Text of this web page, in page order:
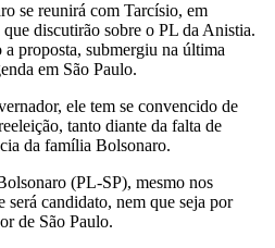
se reunirá com Tarcísio, em
discutirão sobre o PL da Anistia.
proposta, submergiu na última
em São Paulo.
ele tem se convencido de
tanto diante da falta de
da família Bolsonaro.
(PL-SP), mesmo nos
candidato, nem que seja por
de São Paulo.